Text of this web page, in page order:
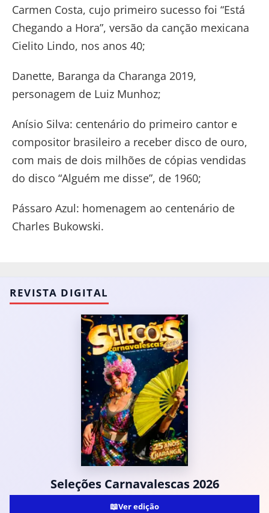
Carmen Costa, cujo primeiro sucesso foi “Está
Chegando a Hora”, versão da canção mexicana
Cielito Lindo, nos anos 40;
Danette, Baranga da Charanga 2019,
personagem de Luiz Munhoz;
Anísio Silva: centenário do primeiro cantor e
compositor brasileiro a receber disco de ouro,
com mais de dois milhões de cópias vendidas
do disco “Alguém me disse”, de 1960;
Pássaro Azul: homenagem ao centenário de
Charles Bukowski.
REVISTA DIGITAL
Seleções Carnavalescas 2026
📖Ver edição